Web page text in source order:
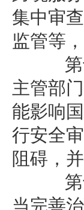
集中审
监管等
第十
主管部
能影响
行安全
阻碍，
第十
当完善